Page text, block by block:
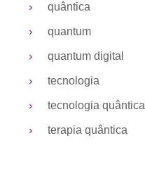
quântica
quantum
quantum digital
tecnologia
tecnologia quântica
terapia quântica